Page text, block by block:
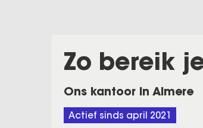
Zo bereik
Ons kantoor in Almere
Actief sinds april 2021